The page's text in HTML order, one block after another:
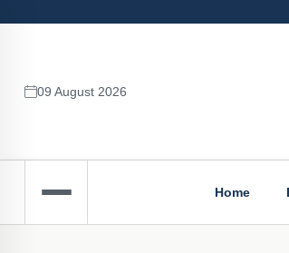
09 August 2026
Home